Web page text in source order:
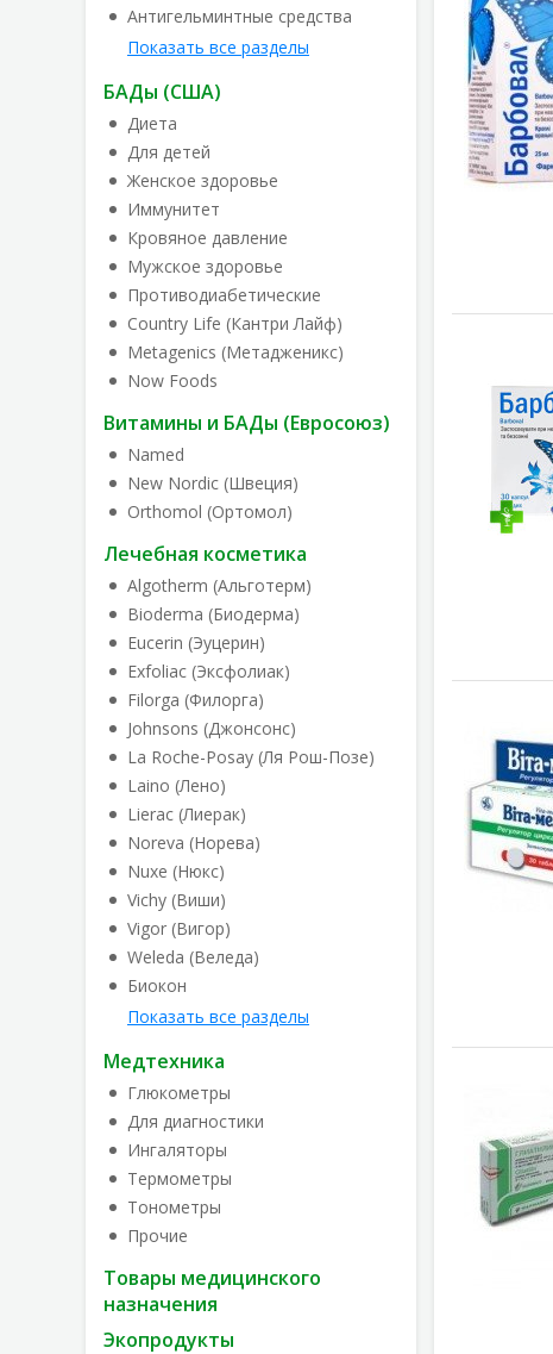
Антигельминтные средства
Показать все разделы
БАДы (США)
Диета
Для детей
Женское здоровье
Иммунитет
Кровяное давление
Мужское здоровье
Противодиабетические
Country Life (Кантри Лайф)
Metagenics (Метадженикс)
Now Foods
Витамины и БАДы (Евросоюз)
Named
New Nordic (Швеция)
Orthomol (Ортомол)
Лечебная косметика
Algotherm (Альготерм)
Bioderma (Биодерма)
Eucerin (Эуцерин)
Exfoliac (Эксфолиак)
Filorga (Филорга)
Johnsons (Джонсонс)
La Roche-Posay (Ля Рош-Позе)
Laino (Лено)
Lierac (Лиерак)
Noreva (Норева)
Nuxe (Нюкс)
Vichy (Виши)
Vigor (Вигор)
Weleda (Веледа)
Биокон
Показать все разделы
Медтехника
Глюкометры
Для диагностики
Ингаляторы
Термометры
Тонометры
Прочие
Товары медицинского
назначения
Экопродукты